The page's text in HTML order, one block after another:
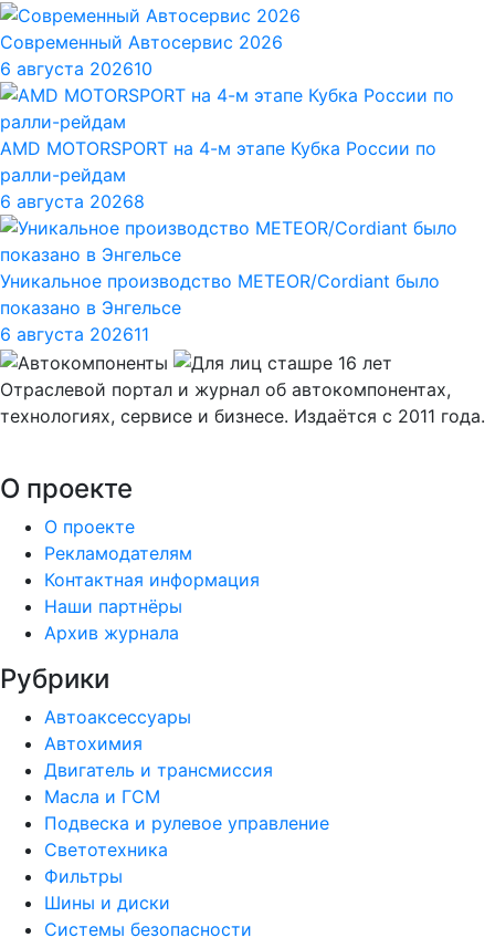
Современный Автосервис 2026
6 августа 202610
AMD MOTORSPORT на 4-м этапе Кубка России по
ралли-рейдам
6 августа 20268
Уникальное производство METEOR/Cordiant было
показано в Энгельсе
6 августа 202611
Отраслевой портал и журнал об автокомпонентах,
технологиях, сервисе и бизнесе. Издаётся с 2011 года.
О проекте
О проекте
Рекламодателям
Контактная информация
Наши партнёры
Архив журнала
Рубрики
Автоаксессуары
Автохимия
Двигатель и трансмиссия
Масла и ГСМ
Подвеска и рулевое управление
Светотехника
Фильтры
Шины и диски
Системы безопасности